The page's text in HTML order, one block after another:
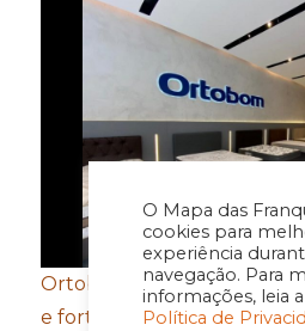
O Mapa das
cookies para
experiência
navegação. Para
informações, leia
Política de
Ortobom aposta em novo
e fortalecimento de